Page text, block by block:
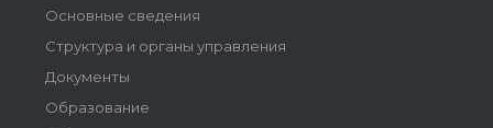
Основные сведения
Структура и органы управления
Документы
Образование